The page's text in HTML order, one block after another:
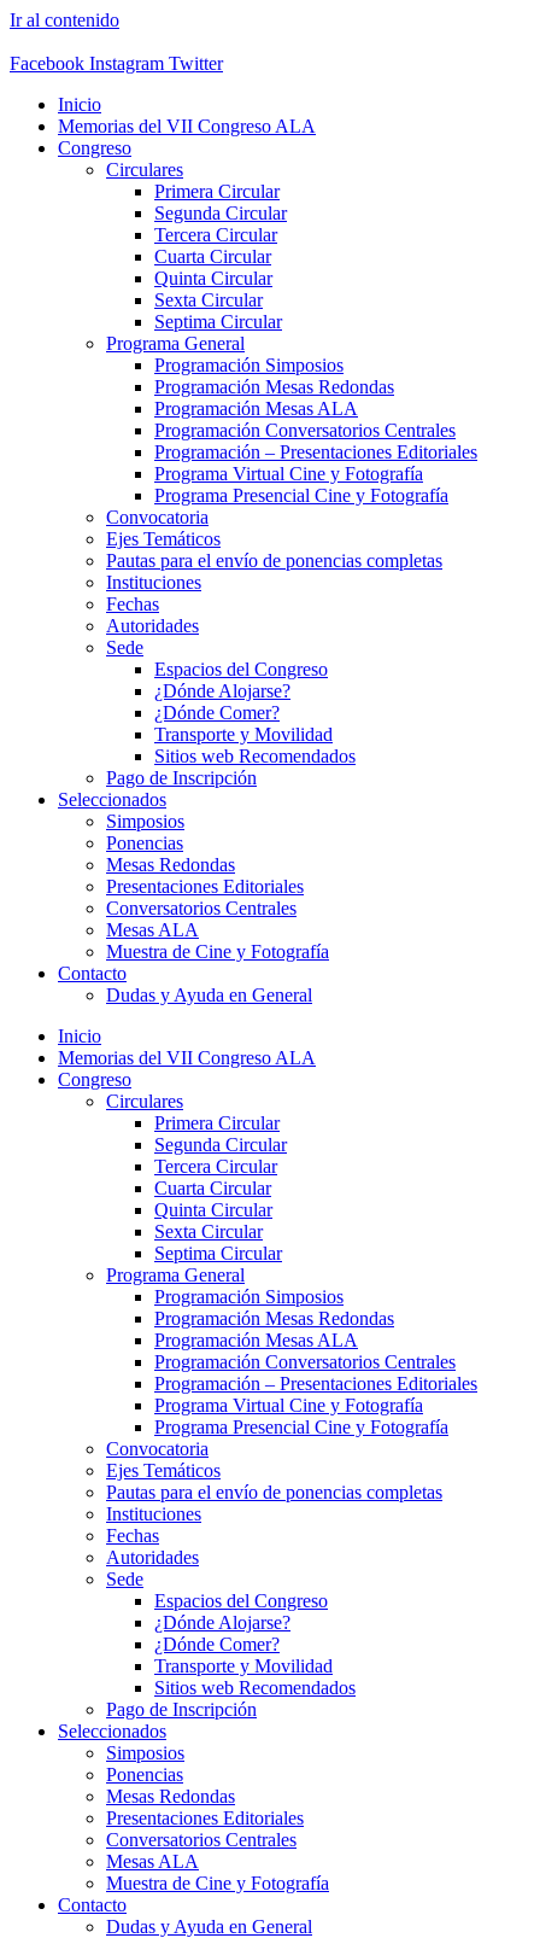
Ir al contenido
Facebook Instagram Twitter
Inicio
Memorias del VII Congreso ALA
Congreso
Circulares
Primera Circular
Segunda Circular
Tercera Circular
Cuarta Circular
Quinta Circular
Sexta Circular
Septima Circular
Programa General
Programación Simposios
Programación Mesas Redondas
Programación Mesas ALA
Programación Conversatorios Centrales
Programación – Presentaciones Editoriales
Programa Virtual Cine y Fotografía
Programa Presencial Cine y Fotografía
Convocatoria
Ejes Temáticos
Pautas para el envío de ponencias completas
Instituciones
Fechas
Autoridades
Sede
Espacios del Congreso
¿Dónde Alojarse?
¿Dónde Comer?
Transporte y Movilidad
Sitios web Recomendados
Pago de Inscripción
Seleccionados
Simposios
Ponencias
Mesas Redondas
Presentaciones Editoriales
Conversatorios Centrales
Mesas ALA
Muestra de Cine y Fotografía
Contacto
Dudas y Ayuda en General
Inicio
Memorias del VII Congreso ALA
Congreso
Circulares
Primera Circular
Segunda Circular
Tercera Circular
Cuarta Circular
Quinta Circular
Sexta Circular
Septima Circular
Programa General
Programación Simposios
Programación Mesas Redondas
Programación Mesas ALA
Programación Conversatorios Centrales
Programación – Presentaciones Editoriales
Programa Virtual Cine y Fotografía
Programa Presencial Cine y Fotografía
Convocatoria
Ejes Temáticos
Pautas para el envío de ponencias completas
Instituciones
Fechas
Autoridades
Sede
Espacios del Congreso
¿Dónde Alojarse?
¿Dónde Comer?
Transporte y Movilidad
Sitios web Recomendados
Pago de Inscripción
Seleccionados
Simposios
Ponencias
Mesas Redondas
Presentaciones Editoriales
Conversatorios Centrales
Mesas ALA
Muestra de Cine y Fotografía
Contacto
Dudas y Ayuda en General